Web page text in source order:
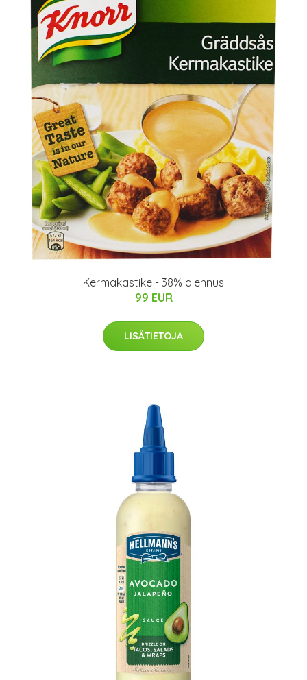
Kermakastike - 38% alennus
99 EUR
LISÄTIETOJA